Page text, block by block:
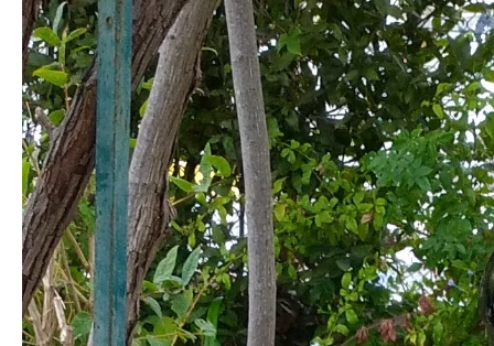
-150kgqu'à l'achat
Description de l'annonce
Loue scooter Piaggio Beverly 500 avec top case, antivol et
possibilité 1 casque.
Le scooter est en très bon état et bien entretenu.
#scooter